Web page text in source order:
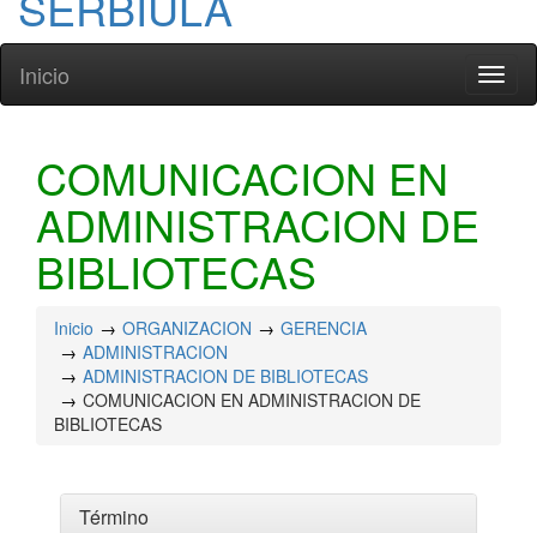
Inicio
COMUNICACION EN
ADMINISTRACION DE
BIBLIOTECAS
Inicio ORGANIZACION
GERENCIA
ADMINISTRACION
ADMINISTRACION DE BIBLIOTECAS
COMUNICACION EN ADMINISTRACION DE
BIBLIOTECAS
Término